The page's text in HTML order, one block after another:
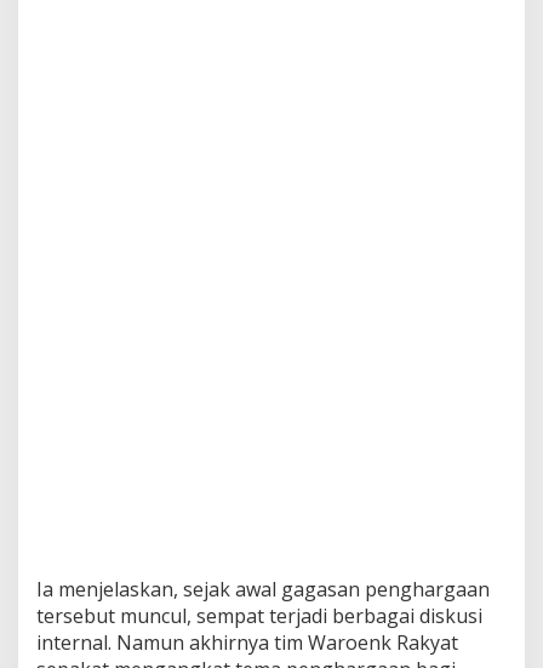
Ia menjelaskan, sejak awal gagasan penghargaan
tersebut muncul, sempat terjadi berbagai diskusi
internal. Namun akhirnya tim Waroenk Rakyat